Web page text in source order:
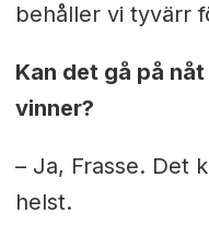
behåller vi tyvärr
Kan det gå på
vinner?
– Ja, Frasse. Det
helst.